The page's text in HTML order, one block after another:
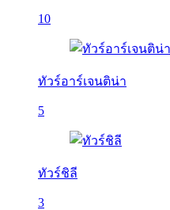
10
ทัวร์อาร์เจนติน่า
5
ทัวร์ชิลี
3